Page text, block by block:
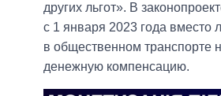
других льгот». В
с 1 января 2023 года вместо
в общественном транспорте
денежную компенсацию.